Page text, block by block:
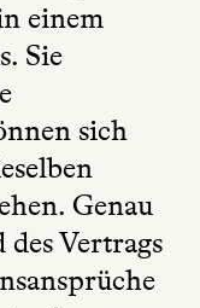
einem
Sie
sich
Genau
Vertrags